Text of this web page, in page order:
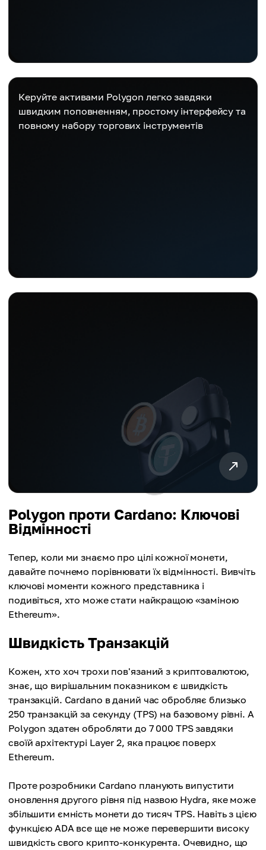
Керуйте активами Polygon легко завдяки
швидким поповненням, простому інтерфейсу та
повному набору торгових інструментів
Polygon проти Cardano: Ключові
Відмінності
Тепер, коли ми знаємо про цілі кожної монети,
давайте почнемо порівнювати їх відмінності. Вивчіть
ключові моменти кожного представника і
подивіться, хто може стати найкращою «заміною
Ethereum».
Швидкість Транзакцій
Кожен, хто хоч трохи пов'язаний з криптовалютою,
знає, що вирішальним показником є швидкість
транзакцій. Cardano в даний час обробляє близько
250 транзакцій за секунду (TPS) на базовому рівні. А
Polygon здатен обробляти до 7 000 TPS завдяки
своїй архітектурі Layer 2, яка працює поверх
Ethereum.
Проте розробники Cardano планують випустити
оновлення другого рівня під назвою Hydra, яке може
збільшити ємність монети до тисяч TPS. Навіть з цією
функцією ADA все ще не може перевершити високу
швидкість свого крипто-конкурента. Очевидно, що